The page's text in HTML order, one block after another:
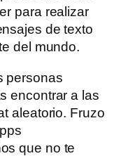
para realizar
de texto
del mundo.
personas
encontrar a las
aleatorio. Fruzo
que no te